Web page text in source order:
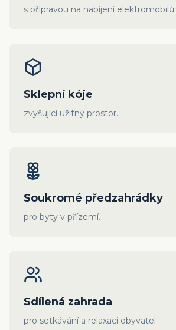
s přípravou na nabíjení elektromobilů.
Sklepní kóje
zvyšující užitný prostor.
Soukromé předzahrádky
pro byty v přízemí.
Sdílená zahrada
pro setkávání a relaxaci obyvatel.